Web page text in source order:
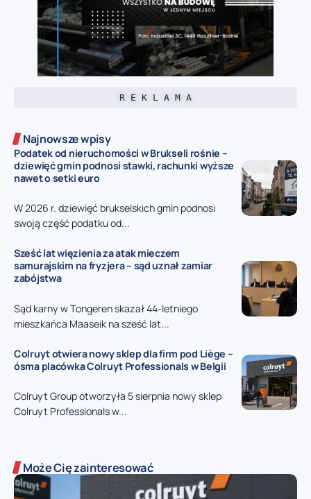
R E K L A M A
Najnowsze wpisy
Podatek od nieruchomości w Brukseli rośnie –
dziewięć gmin podnosi stawki, rachunki wyższe
nawet o setki euro
W 2026 r. dziewięć brukselskich gmin podnosi
swoją część podatku od...
Sześć lat więzienia za atak mieczem
samurajskim na fryzjera – sąd uznał zamiar
zabójstwa
Sąd karny w Tongeren skazał 44-letniego
mieszkańca Maaseik na sześć lat...
Colruyt otwiera nowy sklep dla firm pod Liège –
ósma placówka Colruyt Professionals w Belgii
Colruyt Group otworzyła 5 sierpnia nowy sklep
Colruyt Professionals w...
Może Cię zainteresować